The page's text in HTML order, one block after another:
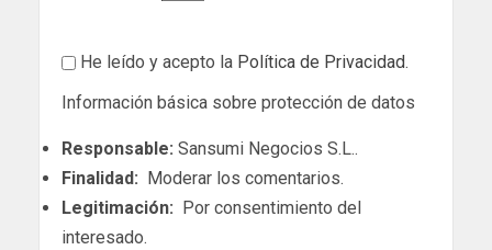
He leído y acepto la Política de Privacidad.
Información básica sobre protección de datos
Responsable: Sansumi Negocios S.L..
Finalidad: Moderar los comentarios.
Legitimación: Por consentimiento del
interesado.